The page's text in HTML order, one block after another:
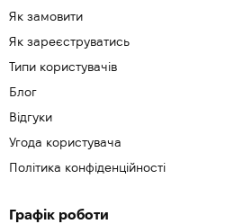
Як замовити
Як зареєструватись
Типи користувачів
Блог
Відгуки
Угода користувача
Політика конфіденційності
Графік роботи